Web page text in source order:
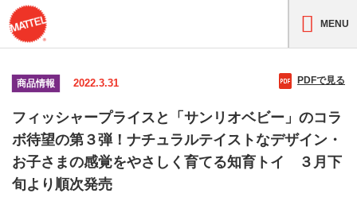
MENU
商品情報 2022.3.31 PDFで見る
フィッシャープライスと「サンリオベビー」のコラ
ボ待望の第３弾！ナチュラルテイストなデザイン・
お子さまの感覚をやさしく育てる知育トイ ３月下
旬より順次発売